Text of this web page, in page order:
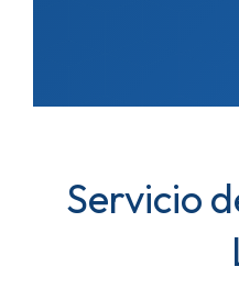
Servicio